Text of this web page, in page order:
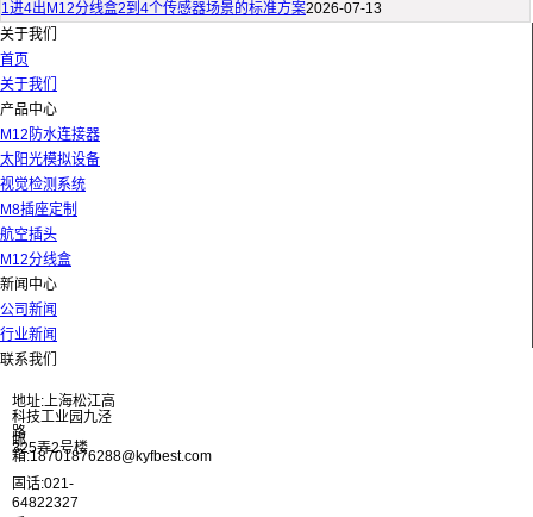
1进4出M12分线盒2到4个传感器场景的标准方案2026-07-13
关于我们
首页
关于我们
产品中心
M12防水连接器
太阳光模拟设备
视觉检测系统
M8插座定制
航空插头
M12分线盒
新闻中心
公司新闻
行业新闻
联系我们
地址:上海松江高
科技工业园九泾
路
325弄2号楼
邮
箱:18701876288@kyfbest.com
固话:021-
64822327